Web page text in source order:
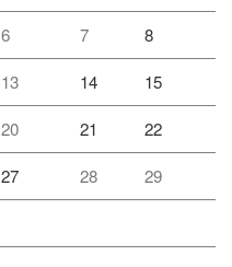
6 7 8
13 14 15
20 21 22
27 28 29